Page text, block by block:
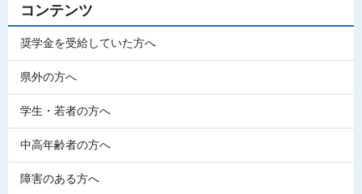
コンテンツ
奨学金を受給していた方へ
県外の方へ
学生・若者の方へ
中高年齢者の方へ
障害のある方へ